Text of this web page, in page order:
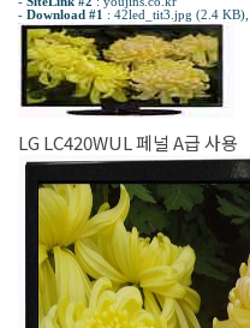
- Download #1 : 42led_tit3.jpg (2.4 KB)
LG LC420WUL 페널 A급 사용